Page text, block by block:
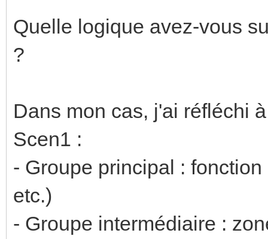
Quelle logique avez-vous
?
Dans mon cas, j'ai réfléchi
Scen1 :
- Groupe principal :
etc.)
- Groupe intermédiaire :